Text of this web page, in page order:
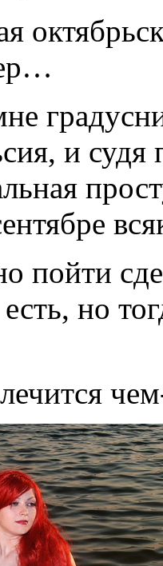
и
пойти
но